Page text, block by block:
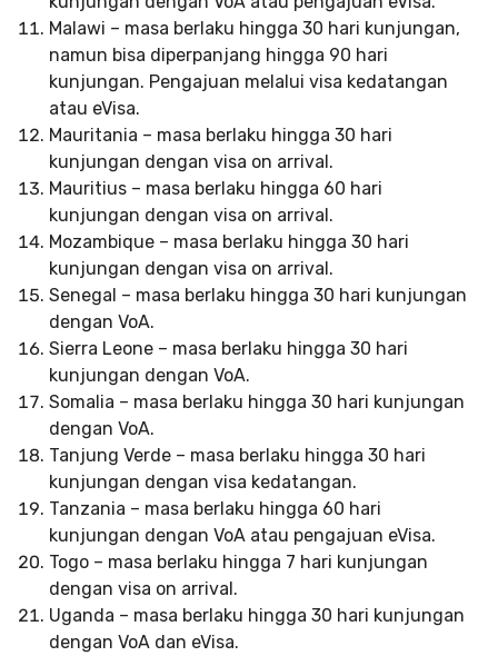
Malawi – masa berlaku hingga 30 hari kunjungan,
namun bisa diperpanjang hingga 90 hari
kunjungan. Pengajuan melalui visa kedatangan
atau eVisa.
Mauritania – masa berlaku hingga 30 hari
kunjungan dengan visa on arrival.
Mauritius – masa berlaku hingga 60 hari
kunjungan dengan visa on arrival.
Mozambique – masa berlaku hingga 30 hari
kunjungan dengan visa on arrival.
Senegal – masa berlaku hingga 30 hari kunjungan
dengan VoA.
Sierra Leone – masa berlaku hingga 30 hari
kunjungan dengan VoA.
Somalia – masa berlaku hingga 30 hari kunjungan
dengan VoA.
Tanjung Verde – masa berlaku hingga 30 hari
kunjungan dengan visa kedatangan.
Tanzania – masa berlaku hingga 60 hari
kunjungan dengan VoA atau pengajuan eVisa.
Togo – masa berlaku hingga 7 hari kunjungan
dengan visa on arrival.
Uganda – masa berlaku hingga 30 hari kunjungan
dengan VoA dan eVisa.